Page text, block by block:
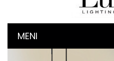
MENI